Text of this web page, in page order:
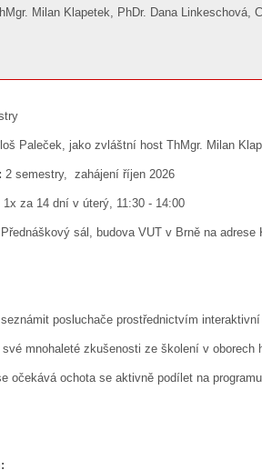
Milan Klapetek, PhDr. Dana Linkeschová,
Paleček, jako zvláštní host ThMgr. Milan
2 semestry, zahájení říjen 2026
1x za 14 dní v úterý, 11:30 - 14:00
Přednáškový sál, budova VUT v Brně na adrese
posluchače prostřednictvím
své mnohaleté zkušenosti ze školení v
očekává ochota se aktivně podílet na